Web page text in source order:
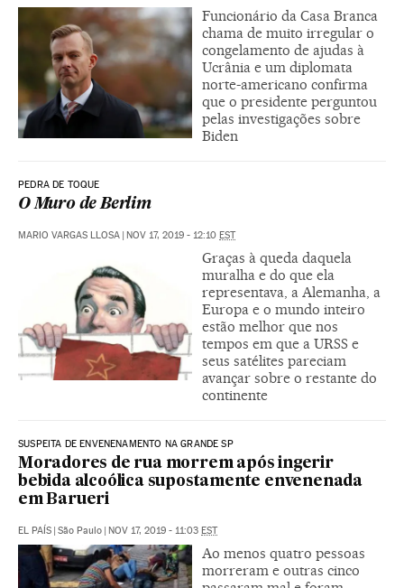
Funcionário da Casa Branca
chama de muito irregular o
congelamento de ajudas à
Ucrânia e um diplomata
norte-americano confirma
que o presidente perguntou
pelas investigações sobre
Biden
PEDRA DE TOQUE
O Muro de Berlim
MARIO VARGAS LLOSA | NOV 17, 2019 - 12:10 EST
Graças à queda daquela
muralha e do que ela
representava, a Alemanha, a
Europa e o mundo inteiro
estão melhor que nos
tempos em que a URSS e
seus satélites pareciam
avançar sobre o restante do
continente
SUSPEITA DE ENVENENAMENTO NA GRANDE SP
Moradores de rua morrem após ingerir
bebida alcoólica supostamente envenenada
em Barueri
EL PAÍS | São Paulo | NOV 17, 2019 - 11:03 EST
Ao menos quatro pessoas
morreram e outras cinco